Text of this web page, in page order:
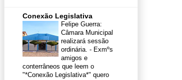
Conexão Legislativa
Felipe Guerra:
Câmara Municipal
realizará sessão
ordinária. - Exmºs
amigos e
conterrâneos que leem o
"*Conexão Legislativa*" quero